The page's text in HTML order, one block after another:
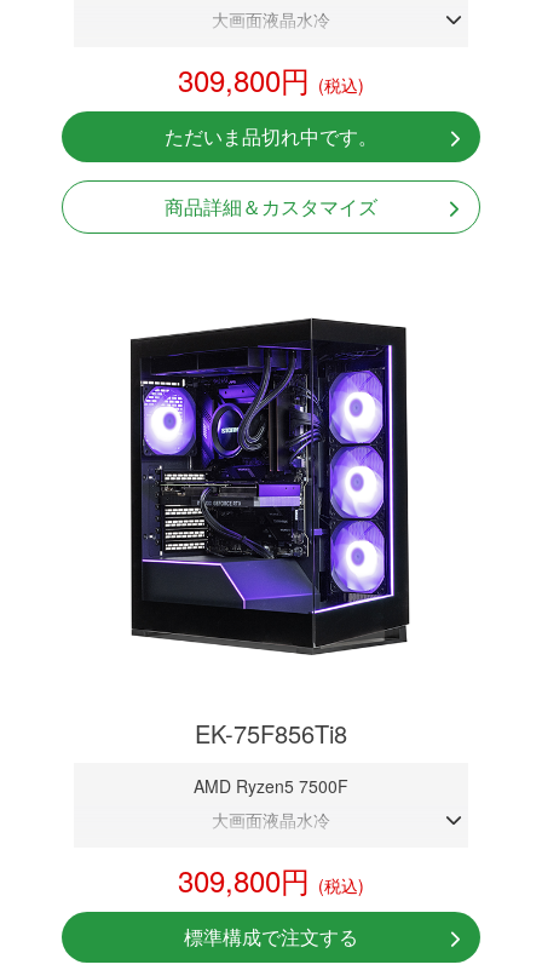
大画面液晶水冷
RX 9060XT 16G
NVMeSSD 1TB
無線LAN Bluetooth対応
Windows11 Home 64bit
309,800円 (税込)
ただいま品切れ中です。
商品詳細＆カスタマイズ
EK-75F856Ti8
AMD Ryzen5 7500F
大画面液晶水冷
RTX 5060Ti 8GB
NVMeSSD 1TB
無線LAN Bluetooth対応
309,800円 (税込)
標準構成で注文する